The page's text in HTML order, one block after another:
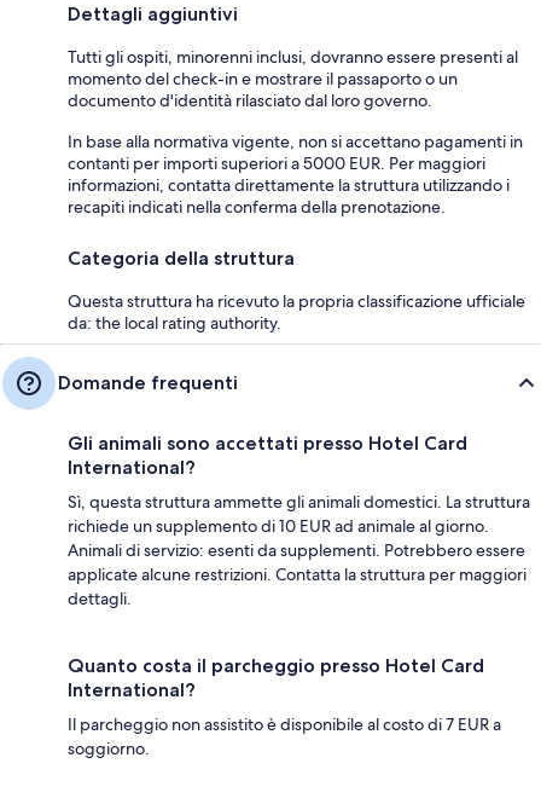
Dettagli aggiuntivi
Tutti gli ospiti, minorenni inclusi, dovranno essere presenti al
momento del check-in e mostrare il passaporto o un
documento d'identità rilasciato dal loro governo.
In base alla normativa vigente, non si accettano pagamenti in
contanti per importi superiori a 5000 EUR. Per maggiori
informazioni, contatta direttamente la struttura utilizzando i
recapiti indicati nella conferma della prenotazione.
Categoria della struttura
Questa struttura ha ricevuto la propria classificazione ufficiale
da: the local rating authority.
Domande frequenti
Gli animali sono accettati presso Hotel Card
International?
Sì, questa struttura ammette gli animali domestici. La struttura
richiede un supplemento di 10 EUR ad animale al giorno.
Animali di servizio: esenti da supplementi. Potrebbero essere
applicate alcune restrizioni. Contatta la struttura per maggiori
dettagli.
Quanto costa il parcheggio presso Hotel Card
International?
Il parcheggio non assistito è disponibile al costo di 7 EUR a
soggiorno.